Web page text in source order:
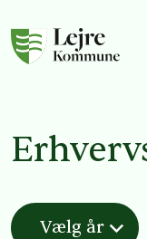
Vælg år